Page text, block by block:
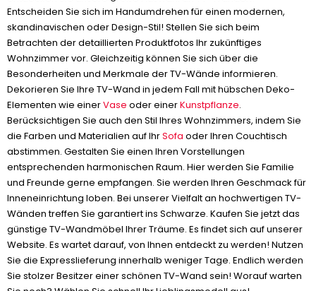
Entscheiden Sie sich im Handumdrehen für einen modernen,
skandinavischen oder Design-Stil! Stellen Sie sich beim
Betrachten der detaillierten Produktfotos Ihr zukünftiges
Wohnzimmer vor. Gleichzeitig können Sie sich über die
Besonderheiten und Merkmale der TV-Wände informieren.
Dekorieren Sie Ihre TV-Wand in jedem Fall mit hübschen Deko-
Elementen wie einerVase oder einerKunstpflanze.
Berücksichtigen Sie auch den Stil Ihres Wohnzimmers, indem Sie
die Farben und Materialien auf IhrSofa oder Ihren Couchtisch
abstimmen. Gestalten Sie einen Ihren Vorstellungen
entsprechenden harmonischen Raum. Hier werden Sie Familie
und Freunde gerne empfangen. Sie werden Ihren Geschmack für
Inneneinrichtung loben. Bei unserer Vielfalt an hochwertigen TV-
Wänden treffen Sie garantiert ins Schwarze. Kaufen Sie jetzt das
günstige TV-Wandmöbel Ihrer Träume. Es findet sich auf unserer
Website. Es wartet darauf, von Ihnen entdeckt zu werden! Nutzen
Sie die Expresslieferung innerhalb weniger Tage. Endlich werden
Sie stolzer Besitzer einer schönen TV-Wand sein! Worauf warten